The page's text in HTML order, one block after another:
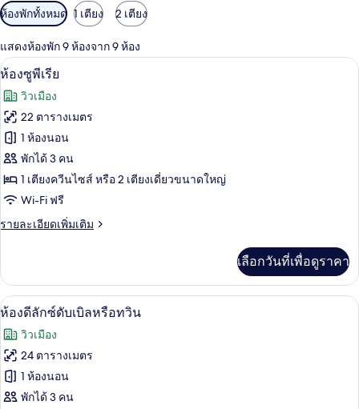
ตัว
กรอง
ที่
มี
ให้
สำหรับ
ห้อง
พัก
ห้องพักทั้งหมด 1 เตียง 2 เตียง
แสดงห้องพัก 9 ห้องจาก 9 ห้อง
เปิด
ภาพถ่าย
ทั้งหมด
ของ
ห้อง
ซู
พี
เรีย
ห้องซูพีเรีย | เครื่องนอนป้องกันสารก่
4
ห้องซูพีเรีย
วิวเมือง
22 ตารางเมตร
1 ห้องนอน
พักได้ 3 คน
1 เตียงควีนไซส์ หรือ 2 เตียงเดี่ยวขนาดใหญ่
Wi-Fi ฟรี
รายละเอียดเพิ่มเติม
ราย
เกี่ยว
กับ
ห้อง
พี
เรีย
เลือกวันที่เพื่อดูราคา
เปิด
ภาพถ่าย
ทั้งหมด
ของ
ห้อง
ห้องดีลักซ์ดับเบิลหรือทวิน | เครื่องนอ
5
ห้องดีลักซ์ดับเบิลหรือทวิน
วิวเมือง
24 ตารางเมตร
1 ห้องนอน
พักได้ 3 คน